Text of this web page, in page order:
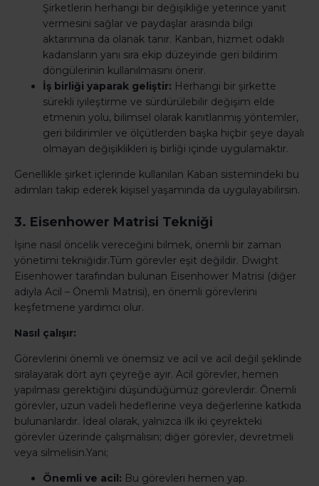
Şirketlerin herhangi bir değişikliğe yeterince yanıt
vermesini sağlar ve paydaşlar arasında bilgi
aktarımına da olanak tanır. Kanban, hizmet odaklı
kadansların yanı sıra ekip düzeyinde geri bildirim
döngülerinin kullanılmasını önerir.
İş birliği yaparak geliştir: Herhangi bir şirkette
sürekli iyileştirme ve sürdürülebilir değişim elde
etmenin yolu, bilimsel olarak kanıtlanmış yöntemler,
geri bildirimler ve ölçütlerden başka hiçbir şeye dayalı
olmayan değişiklikleri iş birliği içinde uygulamaktır.
Genellikle şirket içlerinde kullanılan Kaban sistemindeki bu
adımları takip ederek kişisel yaşamında da uygulayabilirsin.
3. Eisenhower Matrisi Tekniği
İşine nasıl öncelik vereceğini bilmek, önemli bir zaman
yönetimi tekniğidir.Tüm görevler eşit değildir. Dwight
Eisenhower tarafından bulunan Eisenhower Matrisi (diğer
adıyla Acil – Önemli Matrisi), en önemli görevlerini
keşfetmene yardımcı olur.
Nasıl çalışır:
Görevlerini önemli ve önemsiz ve acil ve acil değil şeklinde
sıralayarak dört ayrı çeyreğe ayır. Acil görevler, hemen
yapılması gerektiğini düşündüğümüz görevlerdir. Önemli
görevler, uzun vadeli hedeflerine veya değerlerine katkıda
bulunanlardır. İdeal olarak, yalnızca ilk iki çeyrekteki
görevler üzerinde çalışmalısın; diğer görevler, devretmeli
veya silmelisin.Yani;
Önemli ve acil: Bu görevleri hemen yap.